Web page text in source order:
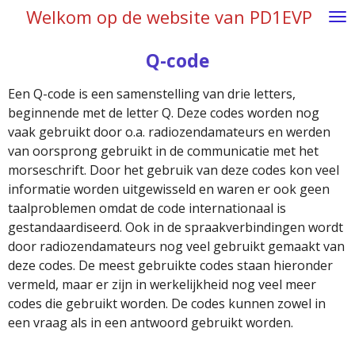
hoofdinhoud
Welkom op de website van PD1EVP
Q-code
Een Q-code is een samenstelling van drie letters,
beginnende met de letter Q. Deze codes worden nog
vaak gebruikt door o.a. radiozendamateurs en werden
van oorsprong gebruikt in de communicatie met het
morseschrift. Door het gebruik van deze codes kon veel
informatie worden uitgewisseld en waren er ook geen
taalproblemen omdat de code internationaal is
gestandaardiseerd. Ook in de spraakverbindingen wordt
door radiozendamateurs nog veel gebruikt gemaakt van
deze codes. De meest gebruikte codes staan hieronder
vermeld, maar er zijn in werkelijkheid nog veel meer
codes die gebruikt worden. De codes kunnen zowel in
een vraag als in een antwoord gebruikt worden.